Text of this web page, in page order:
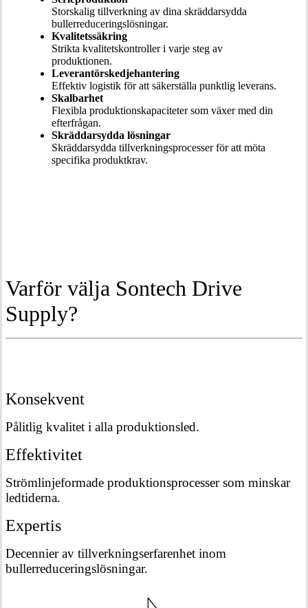
Storskalig tillverkning av dina skräddarsydda
bullerreduceringslösningar.
Kvalitetssäkring
Strikta kvalitetskontroller i varje steg av
produktionen.
Leverantörskedjehantering
Effektiv logistik för att säkerställa punktlig leverans.
Skalbarhet
Flexibla produktionskapaciteter som växer med din
efterfrågan.
Skräddarsydda lösningar
Skräddarsydda tillverkningsprocesser för att möta
specifika produktkrav.
Varför välja Sontech Drive
Supply?
Konsekvent
Pålitlig kvalitet i alla produktionsled.
Effektivitet
Strömlinjeformade produktionsprocesser som minskar
ledtiderna.
Expertis
Decennier av tillverkningserfarenhet inom
bullerreduceringslösningar.